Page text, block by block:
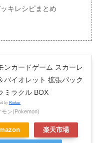
キレシピまとめ
ンカードゲーム スカーレ
バイオレット 拡張パック
ミラクル BOX
by Rinker
モン(Pokemon)
楽天市場